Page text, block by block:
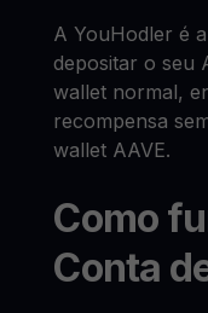
A YouHodler é
depositar o seu
wallet normal,
recompensa
wallet AAVE.
Como
Conta